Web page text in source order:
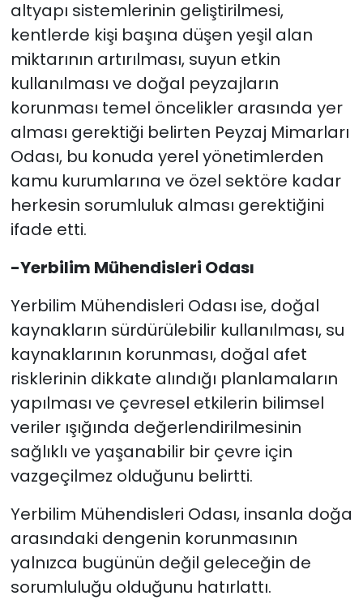
altyapı sistemlerinin geliştirilmesi,
kentlerde kişi başına düşen yeşil alan
miktarının artırılması, suyun etkin
kullanılması ve doğal peyzajların
korunması temel öncelikler arasında yer
alması gerektiği belirten Peyzaj Mimarları
Odası, bu konuda yerel yönetimlerden
kamu kurumlarına ve özel sektöre kadar
herkesin sorumluluk alması gerektiğini
ifade etti.
-Yerbilim Mühendisleri Odası
Yerbilim Mühendisleri Odası ise, doğal
kaynakların sürdürülebilir kullanılması, su
kaynaklarının korunması, doğal afet
risklerinin dikkate alındığı planlamaların
yapılması ve çevresel etkilerin bilimsel
veriler ışığında değerlendirilmesinin
sağlıklı ve yaşanabilir bir çevre için
vazgeçilmez olduğunu belirtti.
Yerbilim Mühendisleri Odası, insanla doğa
arasındaki dengenin korunmasının
yalnızca bugünün değil geleceğin de
sorumluluğu olduğunu hatırlattı.